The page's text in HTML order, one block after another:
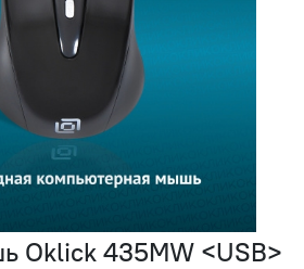
Oklick 435MW <USB>